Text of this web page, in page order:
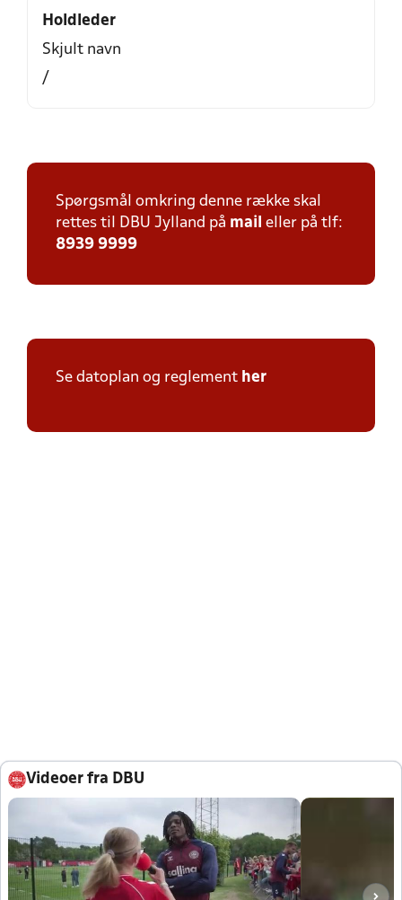
Holdleder
Skjult navn
/
Spørgsmål omkring denne række skal
rettes til DBU Jylland på mail eller på tlf:
8939 9999
Se datoplan og reglement her
Videoer fra DBU